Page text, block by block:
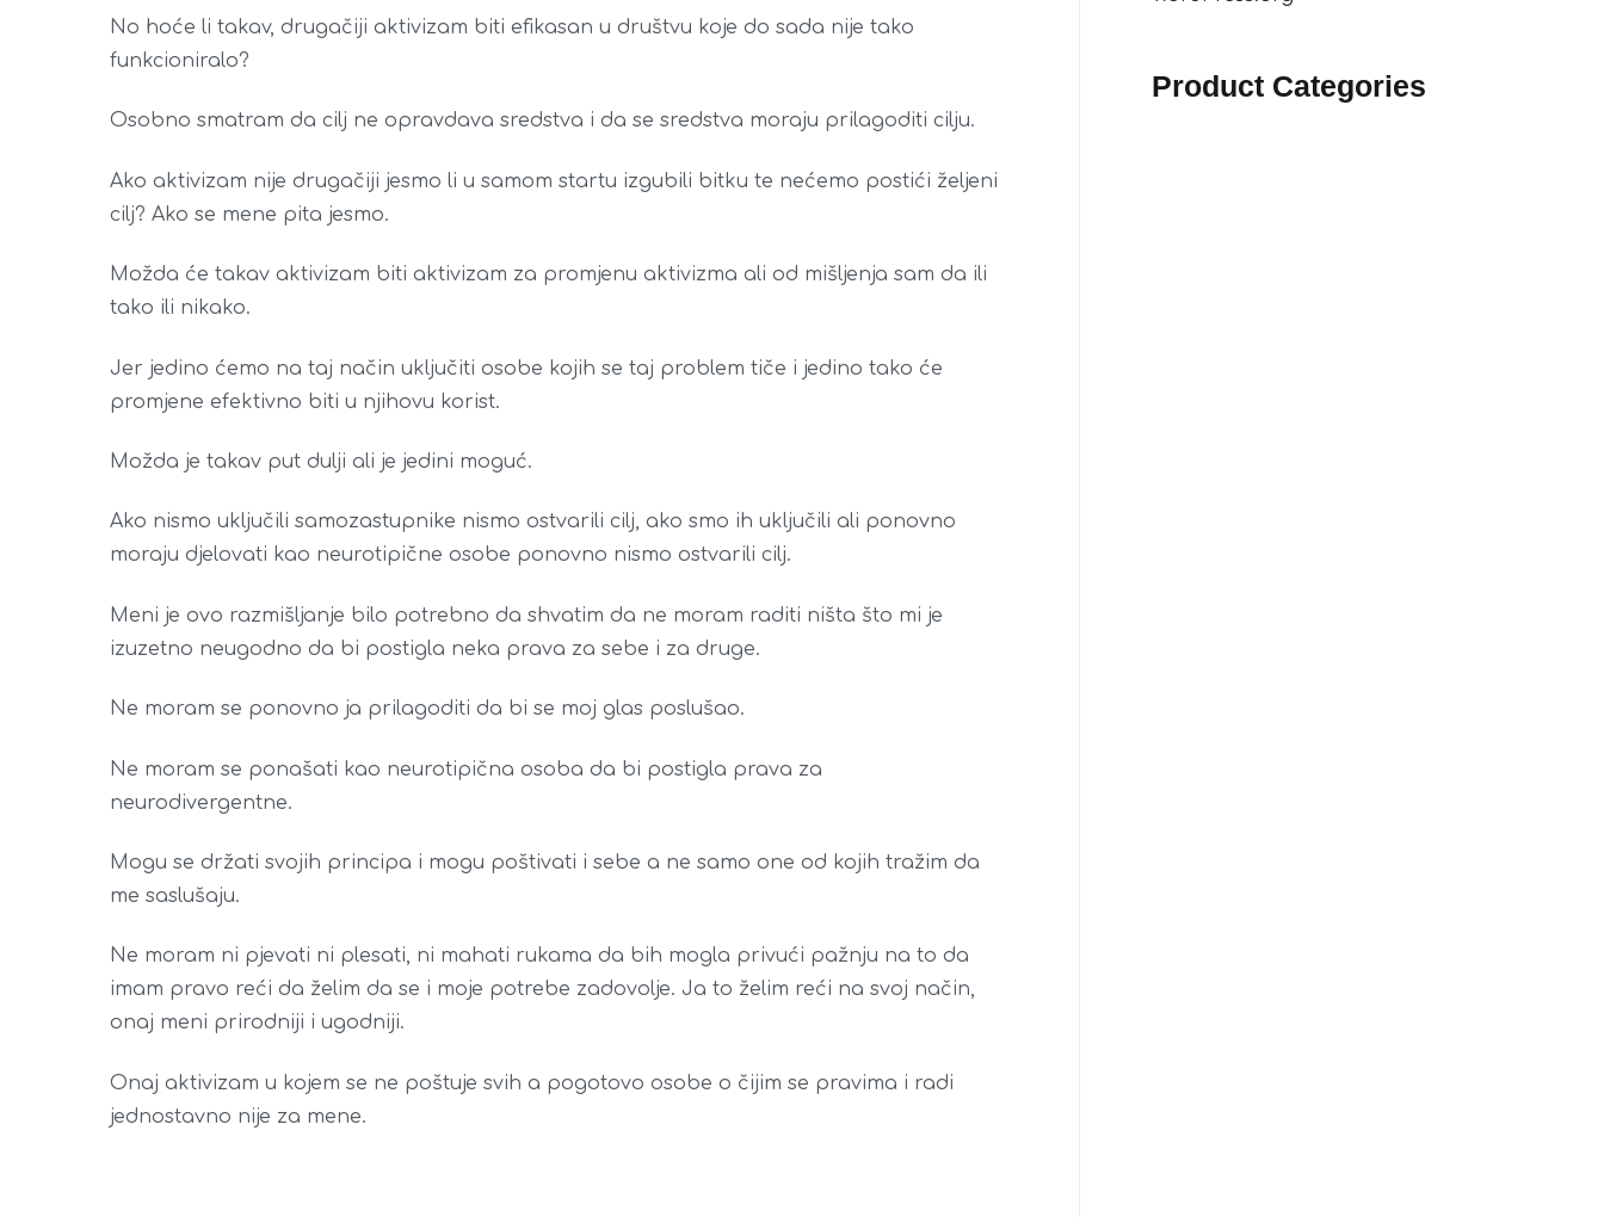
No hoće li takav, drugačiji aktivizam biti efikasan u društvu koje do sada nije tako
funkcioniralo?
Osobno smatram da cilj ne opravdava sredstva i da se sredstva moraju prilagoditi cilju.
Ako aktivizam nije drugačiji jesmo li u samom startu izgubili bitku te nećemo postići željeni
cilj? Ako se mene pita jesmo.
Možda će takav aktivizam biti aktivizam za promjenu aktivizma ali od mišljenja sam da ili
tako ili nikako.
Jer jedino ćemo na taj način uključiti osobe kojih se taj problem tiče i jedino tako će
promjene efektivno biti u njihovu korist.
Možda je takav put dulji ali je jedini moguć.
Ako nismo uključili samozastupnike nismo ostvarili cilj, ako smo ih uključili ali ponovno
moraju djelovati kao neurotipične osobe ponovno nismo ostvarili cilj.
Meni je ovo razmišljanje bilo potrebno da shvatim da ne moram raditi ništa što mi je
izuzetno neugodno da bi postigla neka prava za sebe i za druge.
Ne moram se ponovno ja prilagoditi da bi se moj glas poslušao.
Ne moram se ponašati kao neurotipična osoba da bi postigla prava za
neurodivergentne.
Mogu se držati svojih principa i mogu poštivati i sebe a ne samo one od kojih tražim da
me saslušaju.
Ne moram ni pjevati ni plesati, ni mahati rukama da bih mogla privući pažnju na to da
imam pravo reći da želim da se i moje potrebe zadovolje. Ja to želim reći na svoj način,
onaj meni prirodniji i ugodniji.
Onaj aktivizam u kojem se ne poštuje svih a pogotovo osobe o čijim se pravima i radi
jednostavno nije za mene.
Product Categories